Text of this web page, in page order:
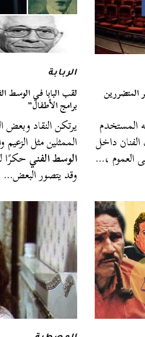
المتضررين
المستخدم
داخل
العموم ،…
الربابة
لقب البابا في الوسط
برامج الأطفال”
يرتكن النقاد وبعض
الممثلين مثل
الوسط الفنيحكرًا
وقد يتصور البعض…